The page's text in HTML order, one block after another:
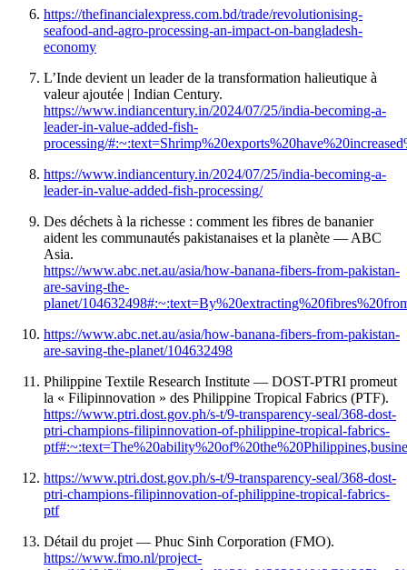
https://thefinancialexpress.com.bd/trade/revolutionising-
seafood-and-agro-processing-an-impact-on-bangladesh-
economy
L’Inde devient un leader de la transformation halieutique à
valeur ajoutée | Indian Century.
https://www.indiancentury.in/2024/07/25/india-becoming-a-
leader-in-value-added-fish-
processing/
https://www.indiancentury.in/2024/07/25/india-becoming-a-
leader-in-value-added-fish-processing/
Des déchets à la richesse : comment les fibres de bananier
aident les communautés pakistanaises et la planète — ABC
Asia.
https://www.abc.net.au/asia/how-banana-fibers-from-pakistan-
are-saving-the-
planet/
https://www.abc.net.au/asia/how-banana-fibers-from-pakistan-
are-saving-the-planet/104632498
Philippine Textile Research Institute — DOST-PTRI promeut
la « Filipinnovation » des Philippine Tropical Fabrics (PTF).
https://www.ptri.dost.gov.ph/s-t/9-transparency-seal/368-dost-
ptri-champions-filipinnovation-of-philippine-tropical-fabrics-
https://www.ptri.dost.gov.ph/s-t/9-transparency-seal/368-dost-
ptri-champions-filipinnovation-of-philippine-tropical-fabrics-
ptf
Détail du projet — Phuc Sinh Corporation (FMO).
https://www.fmo.nl/project-